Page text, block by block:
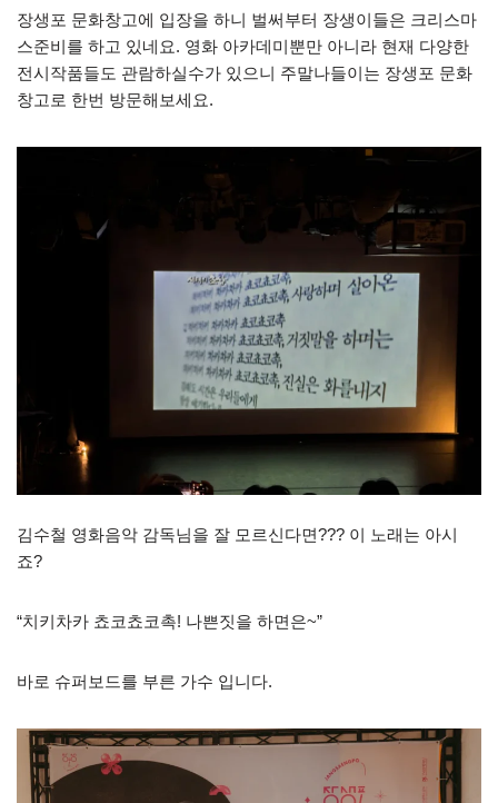
장생포 문화창고에 입장을 하니 벌써부터 장생이들은 크리스마
스준비를 하고 있네요. 영화 아카데미뿐만 아니라 현재 다양한
전시작품들도 관람하실수가 있으니 주말나들이는 장생포 문화
창고로 한번 방문해보세요.
김수철 영화음악 감독님을 잘 모르신다면??? 이 노래는 아시
죠?
“치키차카 쵸코쵸코촉! 나쁜짓을 하면은~”
바로 슈퍼보드를 부른 가수 입니다.